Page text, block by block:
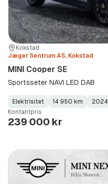
Sted:
Kokstad
Forhandler:
Jæger Sentrum AS, Kokstad
MINI Cooper SE
Sportsseter NAVI LED DAB
Fuel
Type:
Elektrisitet
Kilometerstand:
14 950 km
Model
Year:
2024
Gearbox
Type:
Kontantpris
239 000 kr